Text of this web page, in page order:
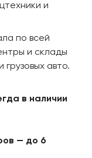
и
по всей
и склады
авто.
в наличии
— до 6